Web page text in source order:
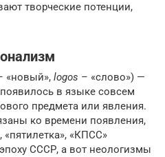
творческие потенции,
«новый», logos – «слово») —
в языке совсем
предмета или явления.
ко времени появления,
«пятилетка», «КПСС»
СССР, а вот неологизмы